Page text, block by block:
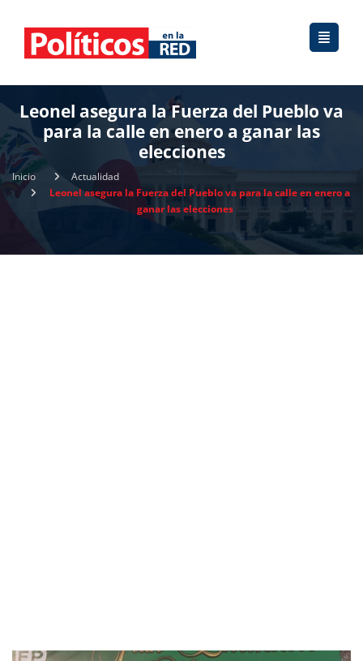
Leonel asegura la Fuerza del Pueblo va
para la calle en enero a ganar las
elecciones
Inicio
Actualidad
Leonel asegura la Fuerza del Pueblo va para la calle en enero a
ganar las elecciones